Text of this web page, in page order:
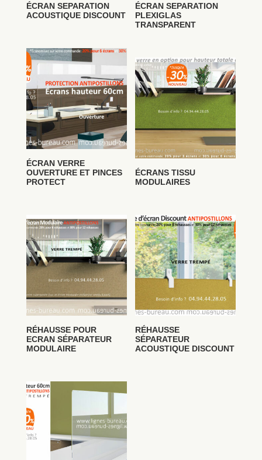
ÉCRAN SEPARATION
ACOUSTIQUE DISCOUNT
ÉCRAN SEPARATION
PLEXIGLAS
TRANSPARENT
ÉCRAN VERRE
OUVERTURE ET PINCES
PROTECT
ÉCRANS TISSU
MODULAIRES
RÉHAUSSE POUR
ECRAN SÉPARATEUR
MODULAIRE
RÉHAUSSE
SÉPARATEUR
ACOUSTIQUE DISCOUNT